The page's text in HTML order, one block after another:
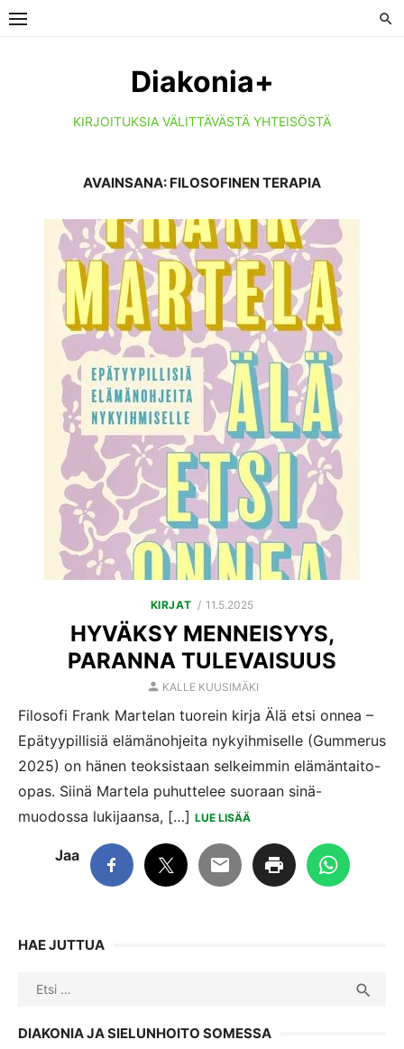
Skip
Diakonia+
KIRJOITUKSIA VÄLITTÄVÄSTÄ YHTEISÖSTÄ
AVAINSANA: FILOSOFINEN TERAPIA
KIRJAT
POSTED
11.5.2025
HYVÄKSY MENNEISYYS,
PARANNA TULEVAISUUS
AUTHOR
KALLE KUUSIMÄKI
Filosofi Frank Martelan tuorein kirja Älä etsi onnea –
Epätyypillisiä elämänohjeita nykyihmiselle (Gummerus
2025) on hänen teoksistaan selkeimmin elämäntaito-
opas. Siinä Martela puhuttelee suoraan sinä-
muodossa lukijaansa, […] LUE LISÄÄ
Jaa
HAE JUTTUA
Search

DIAKONIA JA SIELUNHOITO SOMESSA